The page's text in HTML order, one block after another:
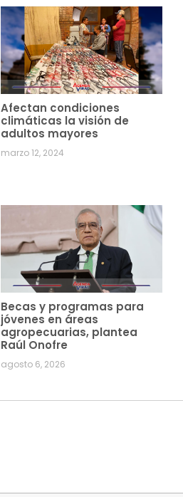
Afectan condiciones
climáticas la visión de
adultos mayores
marzo 12, 2024
Becas y programas para
jóvenes en áreas
agropecuarias, plantea
Raúl Onofre
agosto 6, 2026